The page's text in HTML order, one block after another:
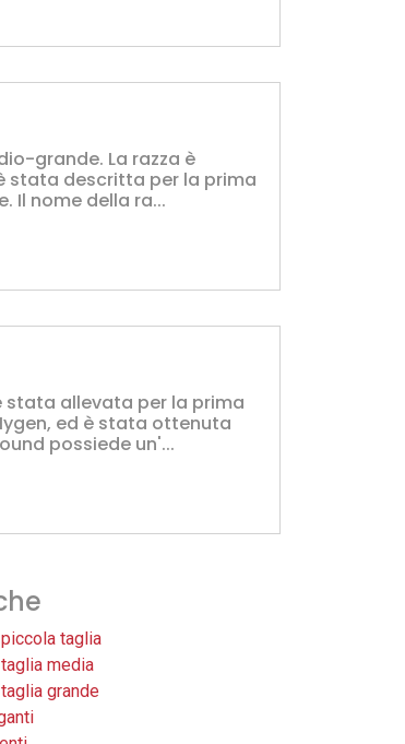
grande. La razza è
stata descritta per la prima
Il nome della ra...
stata allevata per la prima
ed è stata ottenuta
possiede un'...
taglia
media
grande